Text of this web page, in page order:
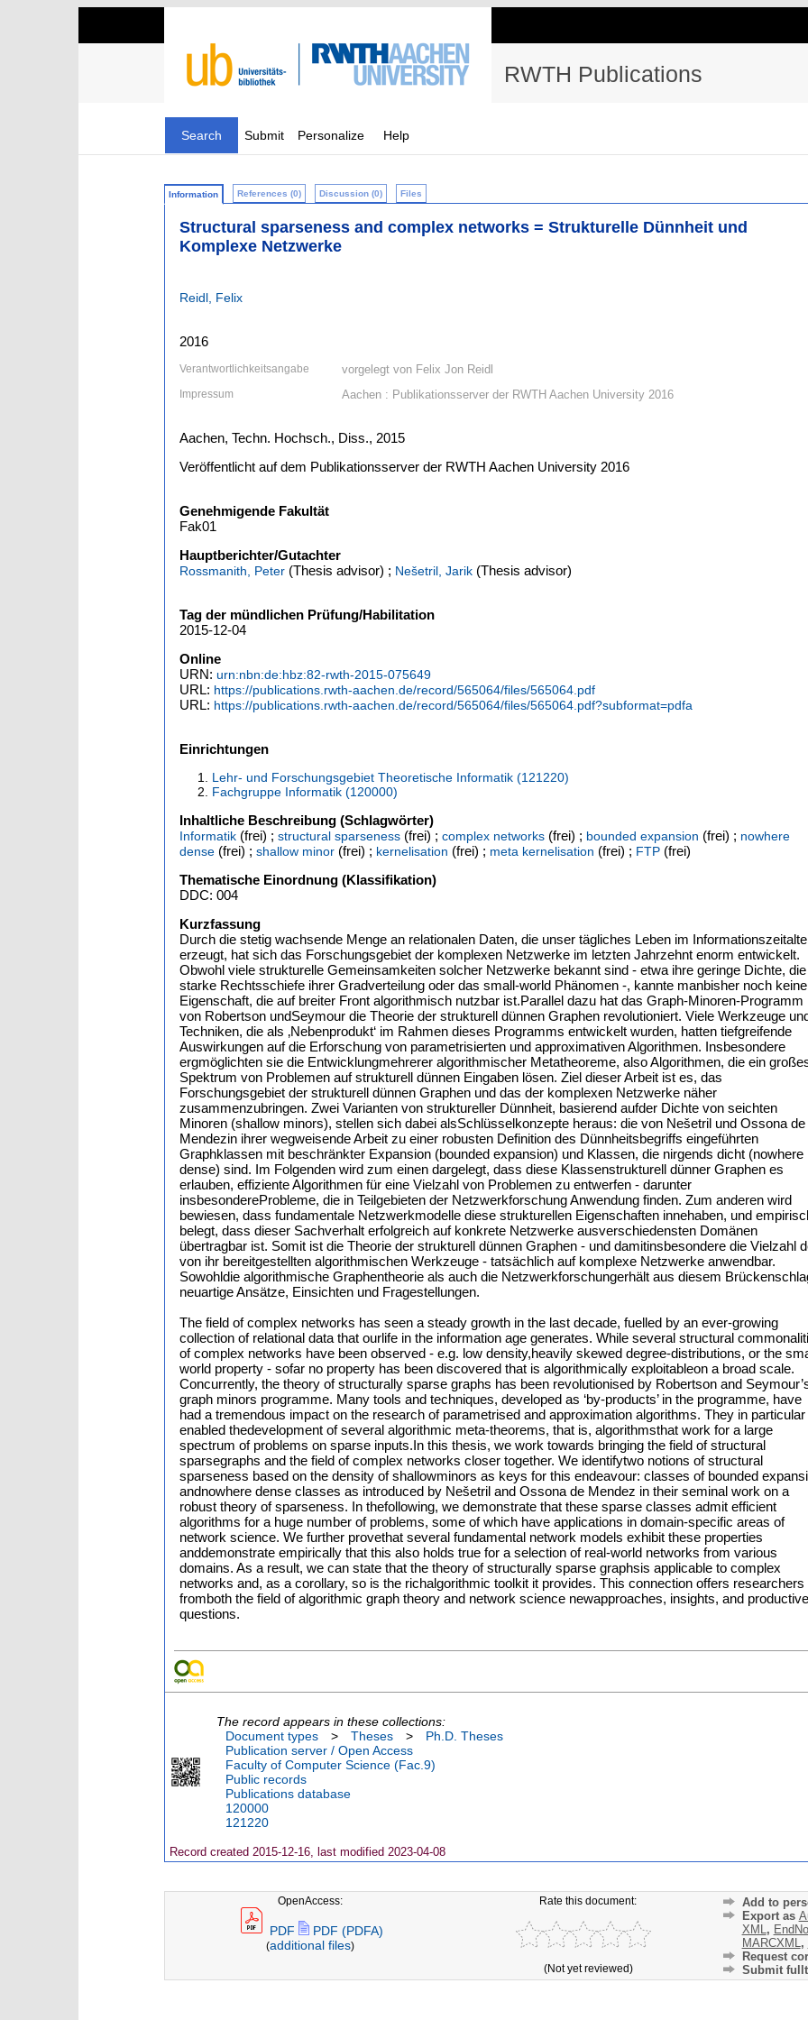
RWTH Publications
Search Submit Personalize Help
Information References (0) Discussion (0) Files
Structural sparseness and complex networks = Strukturelle Dünnheit und
Komplexe Netzwerke
Reidl, Felix
2016
Verantwortlichkeitsangabe vorgelegt von Felix Jon Reidl
Impressum Aachen : Publikationsserver der RWTH Aachen University 2016
Aachen, Techn. Hochsch., Diss., 2015
Veröffentlicht auf dem Publikationsserver der RWTH Aachen University 2016
Genehmigende Fakultät
Fak01
Hauptberichter/Gutachter
Rossmanith, Peter (Thesis advisor) ; Nešetril, Jarik (Thesis advisor)
Tag der mündlichen Prüfung/Habilitation
2015-12-04
Online
URN: urn:nbn:de:hbz:82-rwth-2015-075649
URL: https://publications.rwth-aachen.de/record/565064/files/565064.pdf
URL: https://publications.rwth-aachen.de/record/565064/files/565064.pdf?subformat=pdfa
Einrichtungen
Lehr- und Forschungsgebiet Theoretische Informatik (121220)
Fachgruppe Informatik (120000)
Inhaltliche Beschreibung (Schlagwörter)
Informatik (frei) ; structural sparseness (frei) ; complex networks (frei) ; bounded expansion (frei) ; nowhere
dense (frei) ; shallow minor (frei) ; kernelisation (frei) ; meta kernelisation (frei) ; FTP (frei)
Thematische Einordnung (Klassifikation)
DDC: 004
Kurzfassung
Durch die stetig wachsende Menge an relationalen Daten, die unser tägliches Leben im
erzeugt, hat sich das Forschungsgebiet der komplexen Netzwerke im letzten Jahrzehnt enorm entwickelt.
Obwohl viele strukturelle Gemeinsamkeiten solcher Netzwerke bekannt sind - etwa ihre geringe Dichte, die
starke Rechtsschiefe ihrer Gradverteilung oder das small-world Phänomen -, kannte manbisher noch keine
Eigenschaft, die auf breiter Front algorithmisch nutzbar ist.Parallel dazu hat das Graph-Minoren-Programm
von Robertson undSeymour die Theorie der strukturell dünnen Graphen revolutioniert. Viele Werkzeuge
Techniken, die als ‚Nebenprodukt‘ im Rahmen dieses Programms entwickelt wurden, hatten tiefgreifende
Auswirkungen auf die Erforschung von parametrisierten und approximativen Algorithmen. Insbesondere
ergmöglichten sie die Entwicklungmehrerer algorithmischer Metatheoreme, also Algorithmen, die ein
Spektrum von Problemen auf strukturell dünnen Eingaben lösen. Ziel dieser Arbeit ist es, das
Forschungsgebiet der strukturell dünnen Graphen und das der komplexen Netzwerke näher
zusammenzubringen. Zwei Varianten von struktureller Dünnheit, basierend aufder Dichte von seichten
Minoren (shallow minors), stellen sich dabei alsSchlüsselkonzepte heraus: die von Nešetril und Ossona de
Mendezin ihrer wegweisende Arbeit zu einer robusten Definition des Dünnheitsbegriffs eingeführten
Graphklassen mit beschränkter Expansion (bounded expansion) und Klassen, die nirgends dicht (nowhere
dense) sind. Im Folgenden wird zum einen dargelegt, dass diese Klassenstrukturell dünner Graphen es
erlauben, effiziente Algorithmen für eine Vielzahl von Problemen zu entwerfen - darunter
insbesondereProbleme, die in Teilgebieten der Netzwerkforschung Anwendung finden. Zum anderen wird
bewiesen, dass fundamentale Netzwerkmodelle diese strukturellen Eigenschaften innehaben, und
belegt, dass dieser Sachverhalt erfolgreich auf konkrete Netzwerke ausverschiedensten Domänen
übertragbar ist. Somit ist die Theorie der strukturell dünnen Graphen - und damitinsbesondere die Vielzahl
von ihr bereitgestellten algorithmischen Werkzeuge - tatsächlich auf komplexe Netzwerke anwendbar.
Sowohldie algorithmische Graphentheorie als auch die Netzwerkforschungerhält aus diesem
neuartige Ansätze, Einsichten und Fragestellungen.
The field of complex networks has seen a steady growth in the last decade, fuelled by an ever-growing
collection of relational data that ourlife in the information age generates. While several structural
of complex networks have been observed - e.g. low density,heavily skewed degree-distributions, or the
world property - sofar no property has been discovered that is algorithmically exploitableon a broad scale.
Concurrently, the theory of structurally sparse graphs has been revolutionised by Robertson and
graph minors programme. Many tools and techniques, developed as ‘by-products’ in the programme, have
had a tremendous impact on the research of parametrised and approximation algorithms. They in particular
enabled thedevelopment of several algorithmic meta-theorems, that is, algorithmsthat work for a large
spectrum of problems on sparse inputs.In this thesis, we work towards bringing the field of structural
sparsegraphs and the field of complex networks closer together. We identifytwo notions of structural
sparseness based on the density of shallowminors as keys for this endeavour: classes of bounded
andnowhere dense classes as introduced by Nešetril and Ossona de Mendez in their seminal work on a
robust theory of sparseness. In thefollowing, we demonstrate that these sparse classes admit efficient
algorithms for a huge number of problems, some of which have applications in domain-specific areas of
network science. We further provethat several fundamental network models exhibit these properties
anddemonstrate empirically that this also holds true for a selection of real-world networks from various
domains. As a result, we can state that the theory of structurally sparse graphsis applicable to complex
networks and, as a corollary, so is the richalgorithmic toolkit it provides. This connection offers researchers
fromboth the field of algorithmic graph theory and network science newapproaches, insights, and productive
questions.
The record appears in these collections:
Document types
> Theses >
Ph.D. Theses
Publication server / Open Access
Faculty of Computer Science (Fac.9)
Public records
Publications database
120000
121220
Record created 2015-12-16, last modified 2023-04-08
OpenAccess:
PDF PDF (PDFA)
(additional files)
Rate this document:
(Not yet reviewed)
Add to
Export as
XML ,
MARCXML ,
Request
Submit